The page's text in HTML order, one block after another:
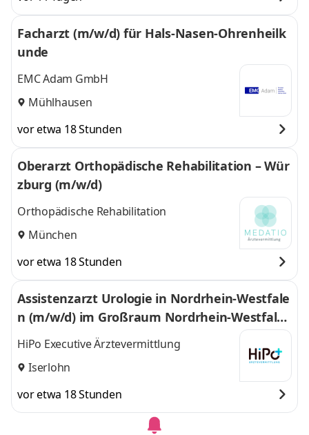
Facharzt (m/w/d) für Hals-Nasen-Ohrenheilk
unde
EMC Adam GmbH
Mühlhausen
vor etwa 18 Stunden
Oberarzt Orthopädische Rehabilitation – Wür
zburg (m/w/d)
Orthopädische Rehabilitation
München
vor etwa 18 Stunden
Assistenzarzt Urologie in Nordrhein-Westfale
n (m/w/d) im Großraum Nordrhein-Westfale
n
HiPo Executive Ärztevermittlung
Iserlohn
vor etwa 18 Stunden